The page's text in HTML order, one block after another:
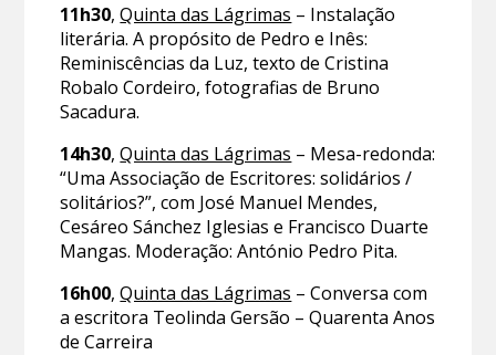
11h30,Quinta das Lágrimas – Instalação
literária. A propósito de Pedro e Inês:
Reminiscências da Luz, texto de Cristina
Robalo Cordeiro, fotografias de Bruno
Sacadura.
14h30,Quinta das Lágrimas – Mesa-redonda:
“Uma Associação de Escritores: solidários /
solitários?”, com José Manuel Mendes,
Cesáreo Sánchez Iglesias e Francisco Duarte
Mangas. Moderação: António Pedro Pita.
16h00,Quinta das Lágrimas – Conversa com
a escritora Teolinda Gersão – Quarenta Anos
de Carreira